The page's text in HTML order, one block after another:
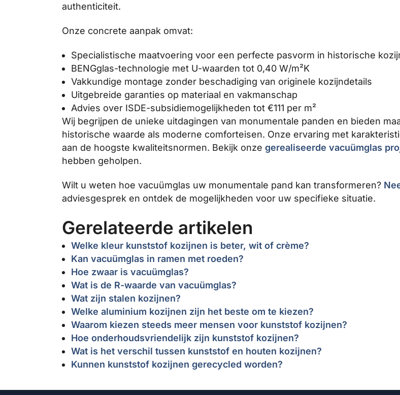
authenticiteit.
Onze concrete aanpak omvat:
Specialistische maatvoering voor een perfecte pasvorm in historische
BENGglas-technologie met U-waarden tot 0,40 W/m²K
Vakkundige montage zonder beschadiging van originele kozijndetails
Uitgebreide garanties op materiaal en vakmanschap
Advies over ISDE-subsidiemogelijkheden tot €111 per m²
Wij begrijpen de unieke uitdagingen van monumentale panden en bieden
historische waarde als moderne comforteisen. Onze ervaring met
aan de hoogste kwaliteitsnormen. Bekijk onze gerealiseerde vacuümglas
hebben geholpen.
Wilt u weten hoe vacuümglas uw monumentale pand kan transformeren?
adviesgesprek en ontdek de mogelijkheden voor uw specifieke situatie.
Gerelateerde artikelen
Welke kleur kunststof kozijnen is beter, wit of crème?
Kan vacuümglas in ramen met roeden?
Hoe zwaar is vacuümglas?
Wat is de R-waarde van vacuümglas?
Wat zijn stalen kozijnen?
Welke aluminium kozijnen zijn het beste om te kiezen?
Waarom kiezen steeds meer mensen voor kunststof kozijnen?
Hoe onderhoudsvriendelijk zijn kunststof kozijnen?
Wat is het verschil tussen kunststof en houten kozijnen?
Kunnen kunststof kozijnen gerecycled worden?